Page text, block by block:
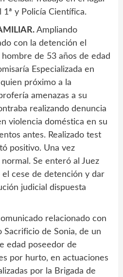
1ª y Policía Científica.
Ampliando
con la detención el
de 53 años de edad
Especializada en
próximo a la
amenazas a su
realizando denuncia
violencia doméstica en su
antes. Realizado test
positivo. Una vez
Se enteró al Juez
el cese de detención y dar
judicial dispuesta
relacionado con
Sacrificio de Sonia, de un
edad poseedor de
por hurto, en actuaciones
por la Brigada de